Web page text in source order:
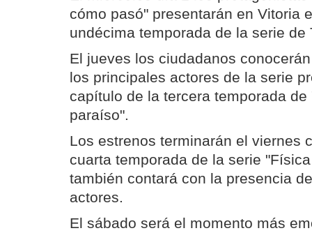
cómo pasó" presentarán en Vitoria
undécima temporada de la serie de
El jueves los ciudadanos
los principales actores de la serie
capítulo de la tercera temporada
paraíso".
Los estrenos terminarán el viernes
cuarta temporada de la serie
también contará con la presencia
actores.
El sábado será el momento más